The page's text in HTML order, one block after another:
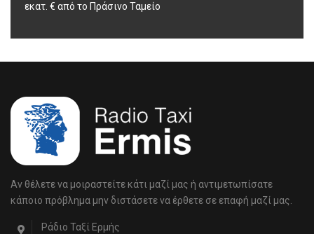
εκατ. € από το Πράσινο Ταμείο
Αν θέλετε να μοιραστείτε κάτι μαζί μας ή αντιμετωπίσατε
κάποιο πρόβλημα μην διστάσετε να έρθετε σε επαφή μαζί μας.
Ράδιο Ταξί Ερμής